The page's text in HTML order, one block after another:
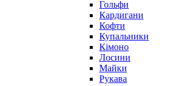
Гольфи
Кардигани
Кофти
Купальники
Кімоно
Лосини
Майки
Рукава